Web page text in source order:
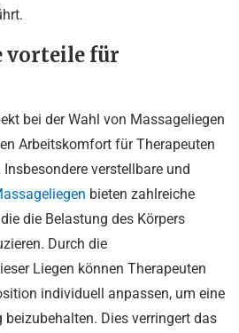
vorteile für
bei der Wahl von Massageliegen
Arbeitskomfort für Therapeuten
verstellbare und
bieten zahlreiche
die Belastung des Körpers
Durch die
Liegen können Therapeuten
individuell anpassen, um eine
Dies verringert das